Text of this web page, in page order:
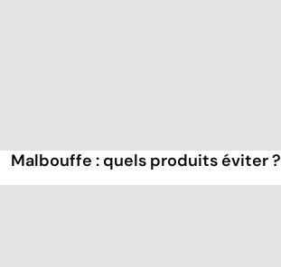
Malbouffe : quels produits éviter ?